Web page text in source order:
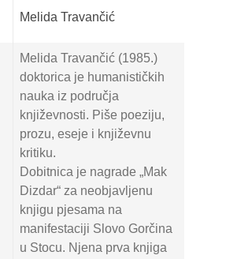
Melida Travančić
Melida Travančić (1985.)
doktorica je humanističkih
nauka iz područja
književnosti. Piše poeziju,
prozu, eseje i književnu
kritiku.
Dobitnica je nagrade „Mak
Dizdar“ za neobjavljenu
knjigu pjesama na
manifestaciji Slovo Gorčina
u Stocu. Njena prva knjiga